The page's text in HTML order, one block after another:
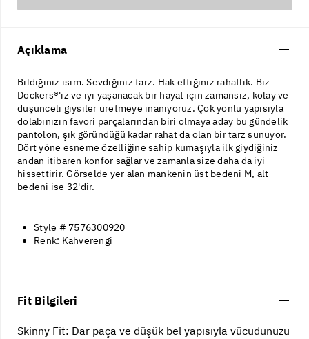
Açıklama
Bildiğiniz isim. Sevdiğiniz tarz. Hak ettiğiniz rahatlık. Biz
Dockers®'ız ve iyi yaşanacak bir hayat için zamansız, kolay ve
düşünceli giysiler üretmeye inanıyoruz. Çok yönlü yapısıyla
dolabınızın favori parçalarından biri olmaya aday bu gündelik
pantolon, şık göründüğü kadar rahat da olan bir tarz sunuyor.
Dört yöne esneme özelliğine sahip kumaşıyla ilk giydiğiniz
andan itibaren konfor sağlar ve zamanla size daha da iyi
hissettirir. Görselde yer alan mankenin üst bedeni M, alt
bedeni ise 32'dir.
Style # 7576300920
Renk: Kahverengi
Fit Bilgileri
Skinny Fit: Dar paça ve düşük bel yapısıyla vücudunuzu